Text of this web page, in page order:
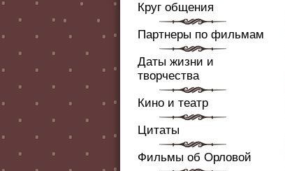
Круг общения
Партнеры по фильмам
Даты жизни и
творчества
Кино и театр
Цитаты
Фильмы об Орловой